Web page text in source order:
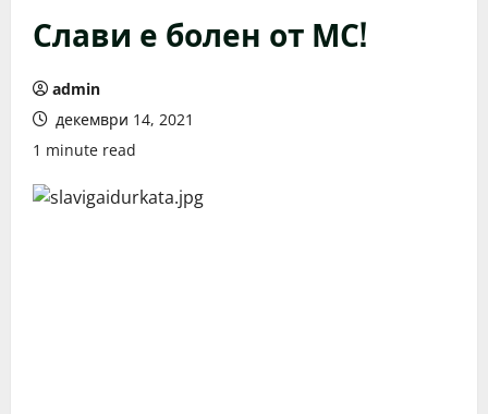
​Слави е болен от МС!
admin
декември 14, 2021
1 minute read